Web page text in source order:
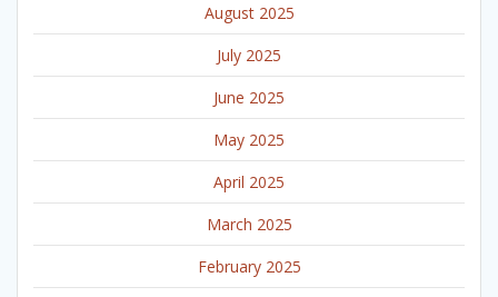
August 2025
July 2025
June 2025
May 2025
April 2025
March 2025
February 2025